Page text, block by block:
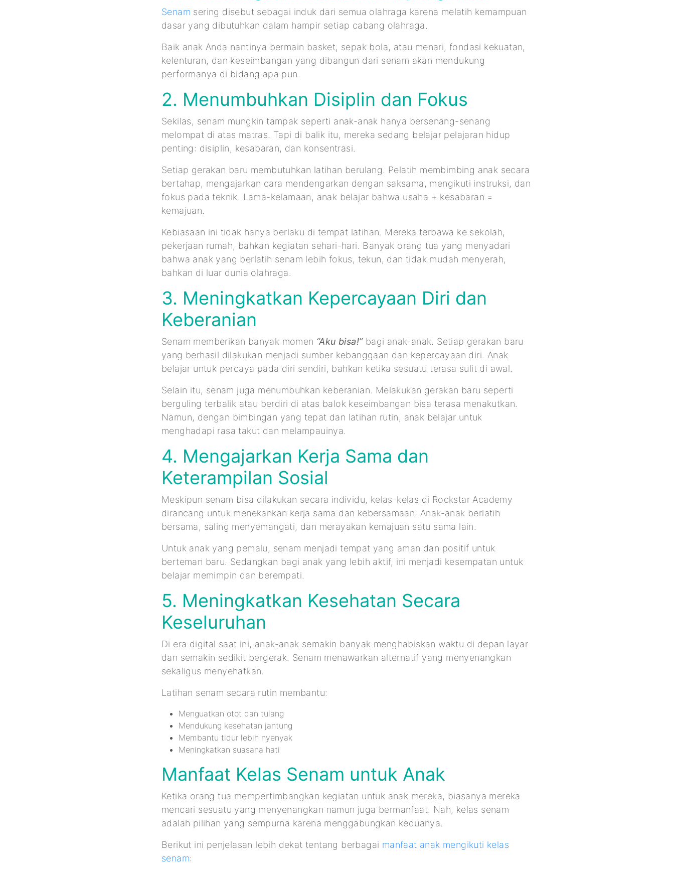
Senam sering disebut sebagai induk dari semua olahraga karena melatih kemampuan
dasar yang dibutuhkan dalam hampir setiap cabang olahraga.
Baik anak Anda nantinya bermain basket, sepak bola, atau menari, fondasi kekuatan,
kelenturan, dan keseimbangan yang dibangun dari senam akan mendukung
performanya di bidang apa pun.
2. Menumbuhkan Disiplin dan Fokus
Sekilas, senam mungkin tampak seperti anak-anak hanya bersenang-senang
melompat di atas matras. Tapi di balik itu, mereka sedang belajar pelajaran hidup
penting: disiplin, kesabaran, dan konsentrasi.
Setiap gerakan baru membutuhkan latihan berulang. Pelatih membimbing anak secara
bertahap, mengajarkan cara mendengarkan dengan saksama, mengikuti instruksi, dan
fokus pada teknik. Lama-kelamaan, anak belajar bahwa usaha + kesabaran =
kemajuan.
Kebiasaan ini tidak hanya berlaku di tempat latihan. Mereka terbawa ke sekolah,
pekerjaan rumah, bahkan kegiatan sehari-hari. Banyak orang tua yang menyadari
bahwa anak yang berlatih senam lebih fokus, tekun, dan tidak mudah menyerah,
bahkan di luar dunia olahraga.
3. Meningkatkan Kepercayaan Diri dan
Keberanian
Senam memberikan banyak momen “Aku bisa!”bagi anak-anak. Setiap gerakan baru
yang berhasil dilakukan menjadi sumber kebanggaan dan kepercayaan diri. Anak
belajar untuk percaya pada diri sendiri, bahkan ketika sesuatu terasa sulit di awal.
Selain itu, senam juga menumbuhkan keberanian. Melakukan gerakan baru seperti
berguling terbalik atau berdiri di atas balok keseimbangan bisa terasa menakutkan.
Namun, dengan bimbingan yang tepat dan latihan rutin, anak belajar untuk
menghadapi rasa takut dan melampauinya.
4. Mengajarkan Kerja Sama dan
Keterampilan Sosial
Meskipun senam bisa dilakukan secara individu, kelas-kelas di Rockstar Academy
dirancang untuk menekankan kerja sama dan kebersamaan. Anak-anak berlatih
bersama, saling menyemangati, dan merayakan kemajuan satu sama lain.
Untuk anak yang pemalu, senam menjadi tempat yang aman dan positif untuk
berteman baru. Sedangkan bagi anak yang lebih aktif, ini menjadi kesempatan untuk
belajar memimpin dan berempati.
5. Meningkatkan Kesehatan Secara
Keseluruhan
Di era digital saat ini, anak-anak semakin banyak menghabiskan waktu di depan layar
dan semakin sedikit bergerak. Senam menawarkan alternatif yang menyenangkan
sekaligus menyehatkan.
Latihan senam secara rutin membantu:
Menguatkan otot dan tulang
Mendukung kesehatan jantung
Membantu tidur lebih nyenyak
Meningkatkan suasana hati
Manfaat Kelas Senam untuk Anak
Ketika orang tua mempertimbangkan kegiatan untuk anak mereka, biasanya mereka
mencari sesuatu yang menyenangkan namun juga bermanfaat. Nah, kelas senam
adalah pilihan yang sempurna karena menggabungkan keduanya.
Berikut ini penjelasan lebih dekat tentang berbagai manfaat anak mengikuti kelas
senam: